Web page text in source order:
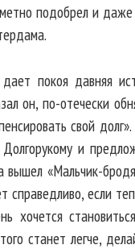
подобрел и
покоя давняя
он, по-отечески
свой
и
«Мальчик-
справедливо, если
хочется
станет легче,